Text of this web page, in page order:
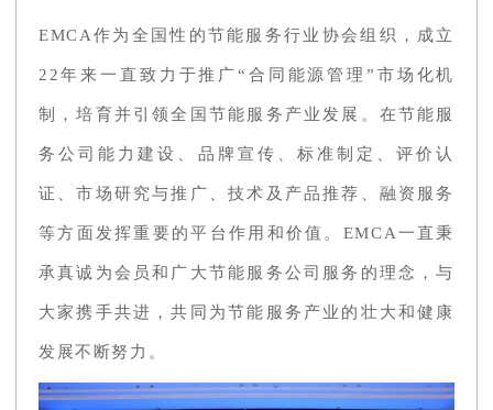
EMCA作为全国性的节能服务行业协会组织，成立
22年来一直致力于推广“合同能源管理”市场化机
制，培育并引领全国节能服务产业发展。在节能服
务公司能力建设、品牌宣传、标准制定、评价认
证、市场研究与推广、技术及产品推荐、融资服务
等方面发挥重要的平台作用和价值。EMCA一直秉
承真诚为会员和广大节能服务公司服务的理念，与
大家携手共进，共同为节能服务产业的壮大和健康
发展不断努力。